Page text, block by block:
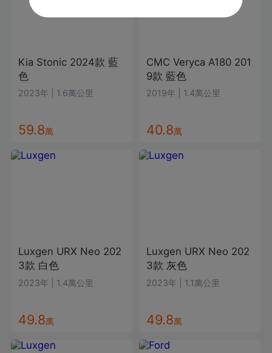
Kia Stonic 2024款 藍
色
2023年 1.6萬公里
59.8萬
Luxgen URX Neo 202
3款 白色
2023年 1.4萬公里
49.8萬
CMC Veryca A180 201
9款 藍色
2019年 1.4萬公里
40.8萬
Luxgen URX Neo 202
3款 灰色
2023年 1.1萬公里
49.8萬